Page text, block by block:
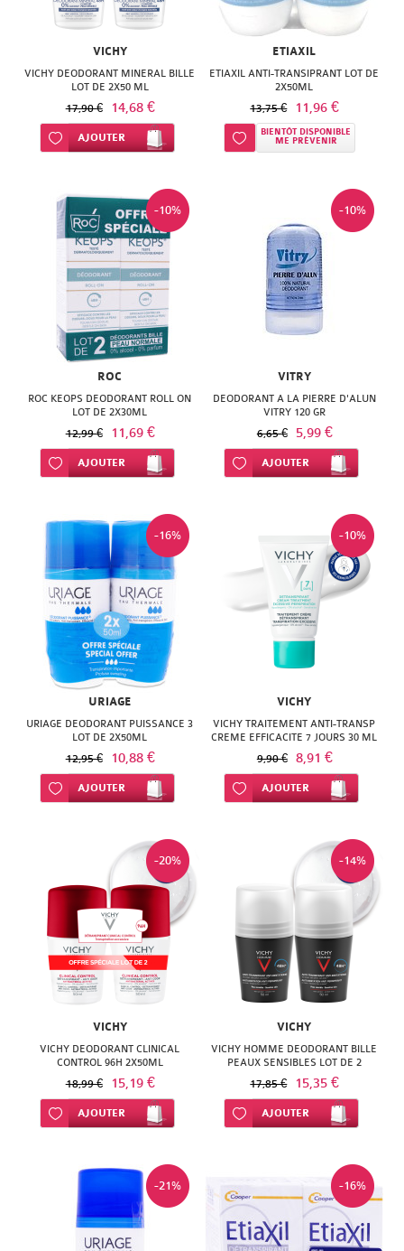
PEDIAKID
PHARMANORD
PHYSCIENCE
PHYTEA
PILEJE
QUINTON
SANTE
VERTE
DIET
URGO
NATURACTIVE
NUTRISANTE
PHYTAROMASOL
AROMS
PLANTER'S
PRANAROM
SANOFLORE
SOLGAR
VICHY
VICHY DEODORANT MINERAL BILLE
LOT DE 2X50 ML
17,90 € 14,68 €
Ajouter à ma liste d’envie
AJOUTER
ETIAXIL
ETIAXIL ANTI-TRANSIPRANT LOT DE
2X50ML
13,75 € 11,96 €
Ajouter à ma liste d’envie
BIENTÔT DISPONIBLE
ME PRÉVENIR
-10%
ROC
ROC KEOPS DEODORANT ROLL ON
LOT DE 2X30ML
12,99 € 11,69 €
Ajouter à ma liste d’envie
AJOUTER
-10%
VITRY
DEODORANT A LA PIERRE D'ALUN
VITRY 120 GR
6,65 € 5,99 €
Ajouter à ma liste d’envie
AJOUTER
-16%
URIAGE
URIAGE DEODORANT PUISSANCE 3
LOT DE 2X50ML
12,95 € 10,88 €
Ajouter à ma liste d’envie
AJOUTER
-10%
VICHY
VICHY TRAITEMENT ANTI-TRANSP
CREME EFFICACITE 7 JOURS 30 ML
9,90 € 8,91 €
Ajouter à ma liste d’envie
AJOUTER
-20%
VICHY
VICHY DEODORANT CLINICAL
CONTROL 96H 2X50ML
18,99 € 15,19 €
Ajouter à ma liste d’envie
AJOUTER
-14%
VICHY
VICHY HOMME DEODORANT BILLE
PEAUX SENSIBLES LOT DE 2
17,85 € 15,35 €
Ajouter à ma liste d’envie
AJOUTER
-21% -16%